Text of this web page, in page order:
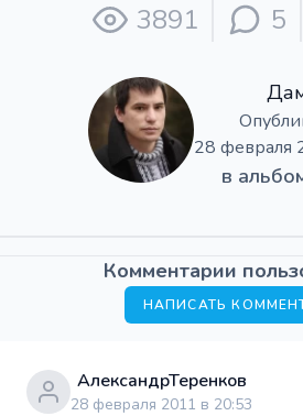
3891 5
28 февраля
в
Комментарии
НАПИСАТЬ
АлександрТеренков
28 февраля 2011 в 20:53